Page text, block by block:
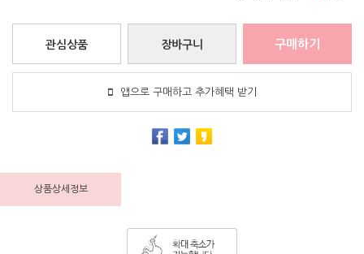
장바구니
관심상품 구매하기
앱으로 구매하고 추가혜택 받기
상품상세정보